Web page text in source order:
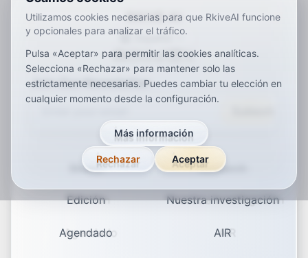
Utilizamos cookies necesarias para que RkiveAI funcione
y opcionales para analizar el tráfico.
Pulsa «Aceptar» para permitir las cookies analíticas.
Selecciona «Rechazar» para mantener solo las
estrictamente necesarias. Puedes cambiar tu elección en
cualquier momento desde la configuración.
Más información
Rechazar Aceptar
RKIVE AI
Español
ar deenes frjakoptvizhx-default
Join Our Newsletter
Studio
Edición
Agendado
Research
Nuestra investigación
AIR